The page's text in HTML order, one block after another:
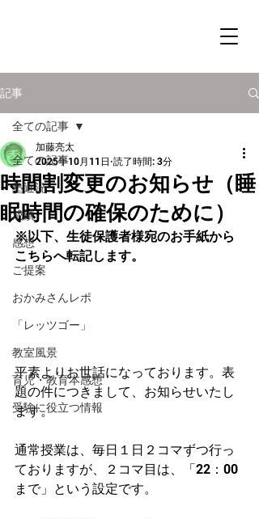
記事
全ての記事
塾近況
成績
感想
ご提案
おかみさんレポ
「レッツゴー」
教室風景
育児・教育本感想
受験に役立つ情報
全ての記事
時間割変更のお知らせ（睡
眠時間の確保のために）
加藤亮太
2025年10月11日 読了時間: 3分
※以下、生徒保護者様宛のお手紙から
こちらへ転記します。
平素よりお世話になっております。表
題の件につきまして、お知らせいたし
ます。
通常授業は、毎日１日２コマずつ行っ
ておりますが、２コマ目は、「22：00
まで」という設定です。